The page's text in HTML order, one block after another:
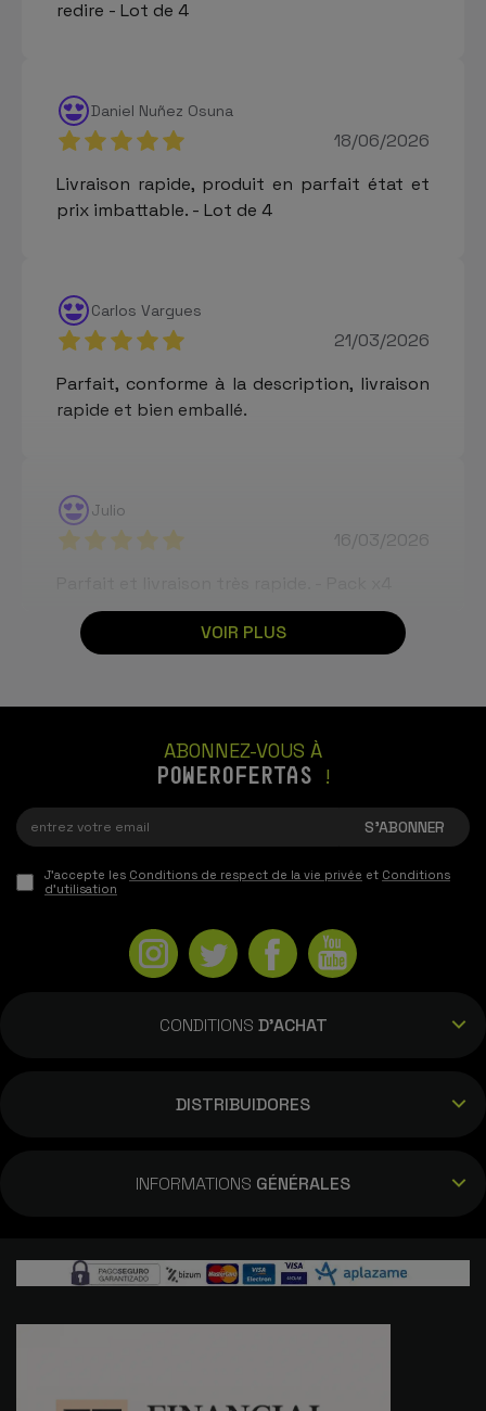
redire - Lot de 4
Daniel Nuñez Osuna
18/06/2026
Livraison rapide, produit en parfait état et
prix imbattable. - Lot de 4
Carlos Vargues
21/03/2026
Parfait, conforme à la description, livraison
rapide et bien emballé.
Julio
16/03/2026
VOIR PLUS
ABONNEZ-VOUS À
POWEROFERTAS !
J'accepte les Conditions de respect de la vie privée et Conditions
d'utilisation
CONDITIONS D'ACHAT
DISTRIBUIDORES
INFORMATIONS GÉNÉRALES